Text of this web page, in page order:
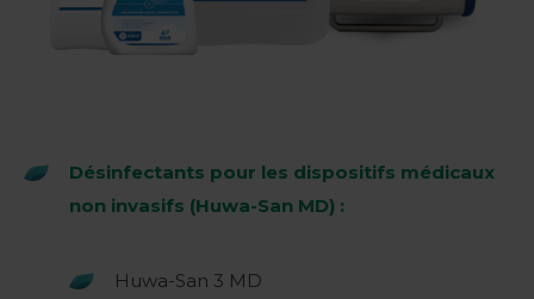
Désinfectants pour les dispositifs médicaux
non invasifs (Huwa-San MD) :
Huwa-San 3 MD